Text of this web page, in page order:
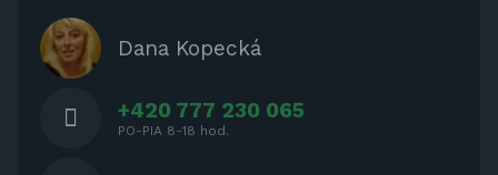
OCHRANNÉ KRYTY PRE
ZÁHRADNÝ NÁBYTOK
Dana Kopecká
+420 777 230 065
PO-PIA 8-18 hod.